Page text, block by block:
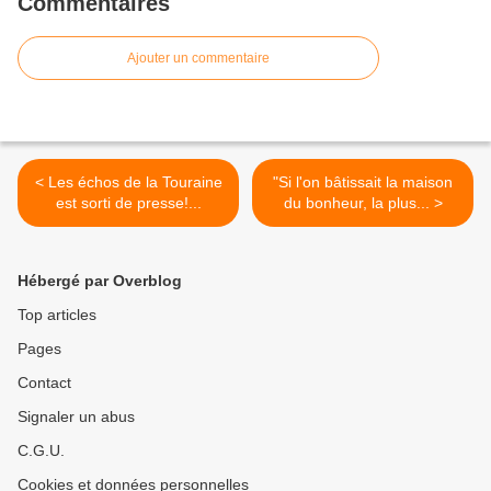
Ajouter un commentaire
< Les échos de la Touraine
est sorti de presse!...
"Si l'on bâtissait la maison
du bonheur, la plus... >
Hébergé par Overblog
Top articles
Pages
Contact
Signaler un abus
C.G.U.
Cookies et données personnelles